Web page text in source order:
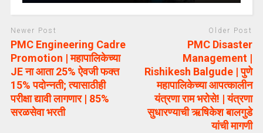
Newer Post
PMC Engineering Cadre
Promotion | महापालिकेच्या
JE ना आता 25% ऐवजी फक्त
15% पदोन्नती; त्यासाठीही
परीक्षा द्यावी लागणार | 85%
सरळसेवा भरती
Older Post
PMC Disaster
Management |
Rishikesh Balgude | पुणे
महापालिकेच्या आपत्कालीन
यंत्रणा राम भरोसे! | यंत्रणा
सुधारण्याची ऋषिकेश बालगुडे
यांची मागणी